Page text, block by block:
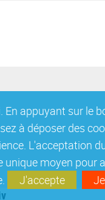
En appuyant sur le
à déposer des
L'acceptation
unique moyen pour
J'accepte